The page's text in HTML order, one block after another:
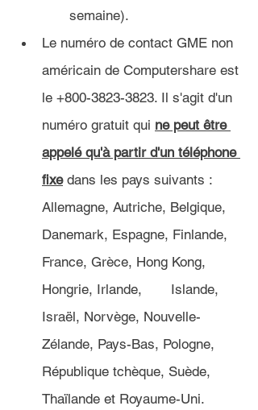
semaine).
Le numéro de contact GME non
américain de Computershare est
le +800-3823-3823. Il s'agit d'un
numéro gratuit qui ne peut être
appelé qu'à partir d'un téléphone
fixe dans les pays suivants :
Allemagne, Autriche, Belgique,
Danemark, Espagne, Finlande,
France, Grèce, Hong Kong,
Hongrie, Irlande, 	Islande,
Israël, Norvège, Nouvelle-
Zélande, Pays-Bas, Pologne,
République tchèque, Suède,
Thaïlande et Royaume-Uni.